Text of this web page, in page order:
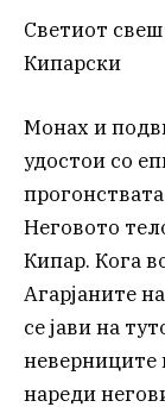
Светиот
Кипарски
Монах и
удостои со
Неговото
Кипар. Кога
Агарјаните
се јави на
неверниците
нареди